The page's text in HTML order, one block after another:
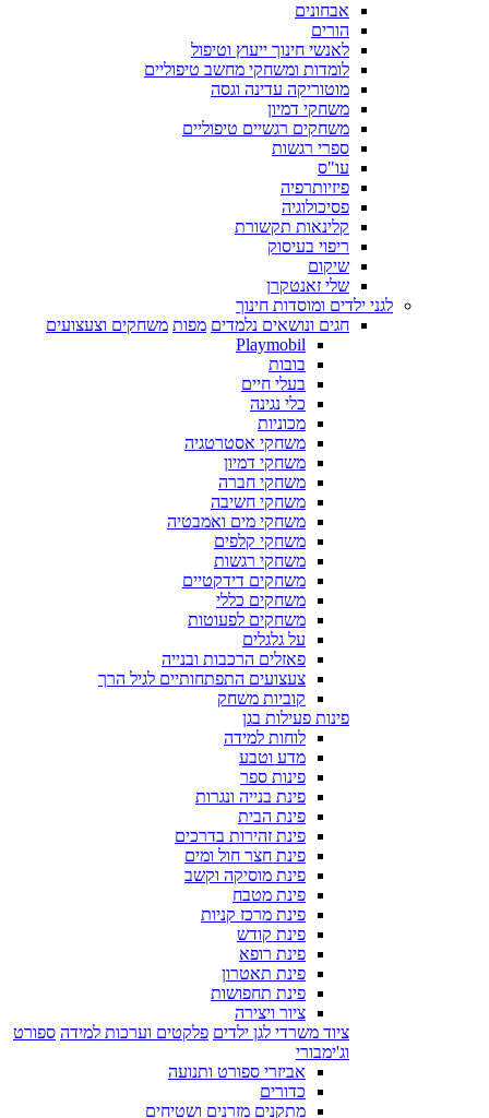
אבחונים
הורים
לאנשי חינוך ייעוץ וטיפול
לומדות ומשחקי מחשב טיפוליים
מוטוריקה עדינה וגסה
משחקי דמיון
משחקים רגשיים טיפוליים
ספרי רגשות
עו"ס
פיזיותרפיה
פסיכולוגיה
קלינאות תקשורת
ריפוי בעיסוק
שיקום
שלי זאנטקרן
לגני ילדים ומוסדות חינוך
חגים ונושאים נלמדים מפות משחקים וצעצועים
Playmobil
בובות
בעלי חיים
כלי נגינה
מכוניות
משחקי אסטרטגיה
משחקי דמיון
משחקי חברה
משחקי חשיבה
משחקי מים ואמבטיה
משחקי קלפים
משחקי רגשות
משחקים דידקטיים
משחקים כללי
משחקים לפעוטות
על גלגלים
פאזלים הרכבות ובנייה
צעצועים התפתחותיים לגיל הרך
קוביות משחק
פינות פעילות בגן
לוחות למידה
מדע וטבע
פינות ספר
פינת בנייה ונגרות
פינת הבית
פינת זהירות בדרכים
פינת חצר חול ומים
פינת מוסיקה וקשב
פינת מטבח
פינת מרכז קניות
פינת קודש
פינת רופא
פינת תאטרון
פינת תחפושות
ציור ויצירה
ציוד משרדי לגן ילדים פלקטים וערכות למידה ספורט
וג'ימבורי
אביזרי ספורט ותנועה
כדורים
מתקנים מזרנים ושטיחים